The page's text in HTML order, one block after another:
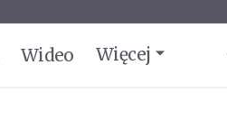
Wideo Więcej